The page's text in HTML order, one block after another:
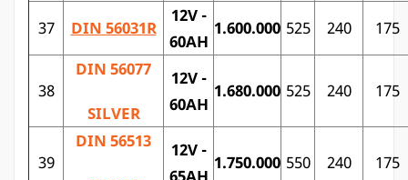
37 DIN 56031R
12V -
60AH
1.600.000 525 240 175
38
DIN 56077
SILVER
12V -
60AH
1.680.000 525 240 175
39
DIN 56513
12V -
1.750.000 550 240 175